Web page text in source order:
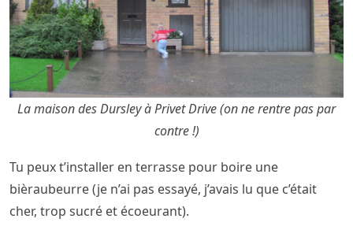
La maison des Dursley à Privet Drive (on ne rentre pas par
contre !)
Tu peux t’installer en terrasse pour boire une
bièraubeurre (je n’ai pas essayé, j’avais lu que c’était
cher, trop sucré et écoeurant).